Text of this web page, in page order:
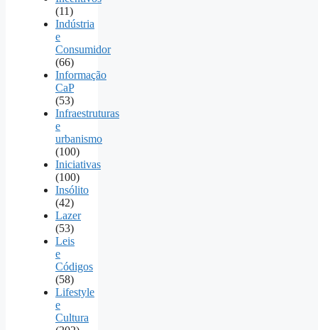
(11)
Indústria
e
Consumidor
(66)
Informação
CaP
(53)
Infraestruturas
e
urbanismo
(100)
Iniciativas
(100)
Insólito
(42)
Lazer
(53)
Leis
e
Códigos
(58)
Lifestyle
e
Cultura